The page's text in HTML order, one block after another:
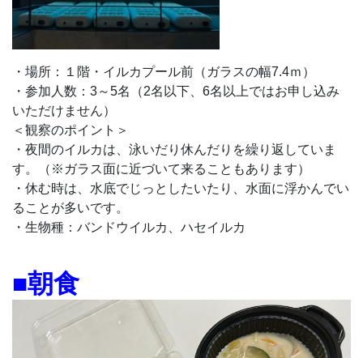
・場所：１階・イルカプール前（ガラスの幅7.4ｍ）
・参加人数：3～5名（2名以下、6名以上ではお申し込み
いただけません）
＜観察のポイント＞
・夜間のイルカは、泳いだり休んだりを繰り返していま
す。（※ガラス面に近づいて来ることもあります）
・休む時は、水底でじっとしたいたり、水面に浮かんでい
ることが多いです。
・生物種：バンドウイルカ、ハセイルカ
■朝食